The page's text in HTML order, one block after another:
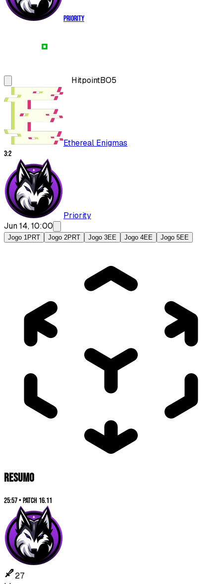
Priority
HitpointBO5
Ethereal Enigmas
3:2
Priority
Jun 14, 10:00
Jogo 1PRT Jogo 2PRT Jogo 3EE Jogo 4EE Jogo 5EE
RESUMO
25:57•Patch 16.11
27